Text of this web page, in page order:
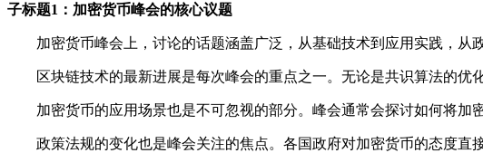
子标题1：加密货币峰会的核心议题
加密货币峰会上，讨论的话题涵盖广泛，从基础技术到应用实践，从
区块链技术的最新进展是每次峰会的重点之一。无论是共识算法的优
加密货币的应用场景也是不可忽视的部分。峰会通常会探讨如何将加
政策法规的变化也是峰会关注的焦点。各国政府对加密货币的态度直